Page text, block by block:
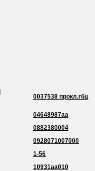
0037538 прокл.гбц
04648987aa
0882380004
0928071007000
1-56
10931aa010